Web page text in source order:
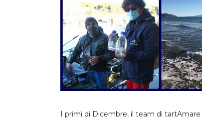
I primi di Dicembre, il team di